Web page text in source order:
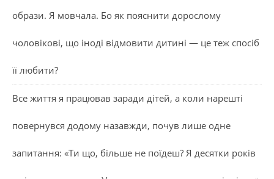
образи. Я мовчала. Бо як пояснити дорослому
чоловікові, що іноді відмовити дитині — це теж спосіб
її любити?
Все життя я працював заради дітей, а коли нарешті
повернувся додому назавжди, почув лише одне
запитання: «Ти що, більше не поїдеш? Я десятки років